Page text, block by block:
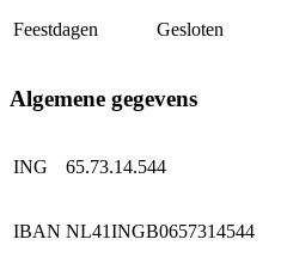
Feestdagen Gesloten
Algemene gegevens
ING 65.73.14.544
IBAN NL41INGB0657314544